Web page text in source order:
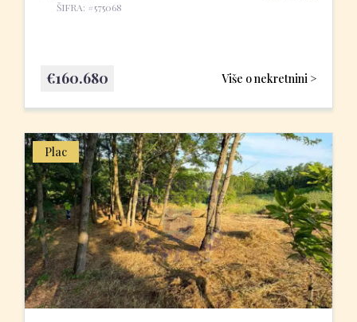
ŠIFRA: #575068
Više o nekretnini >
€160.680
Plac